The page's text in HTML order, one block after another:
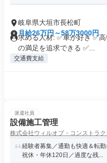
岐阜県大垣市長松町
月給26万円～58万3000円
求める人材: ✅車が好き ✅
の満足を追求できる ✅...
交通費支給
派遣社員
設備施工管理
株式会社ウィルオブ・コンストラク
経験者募集／通勤も快適＆転
祝休・年休120日／過度な残...